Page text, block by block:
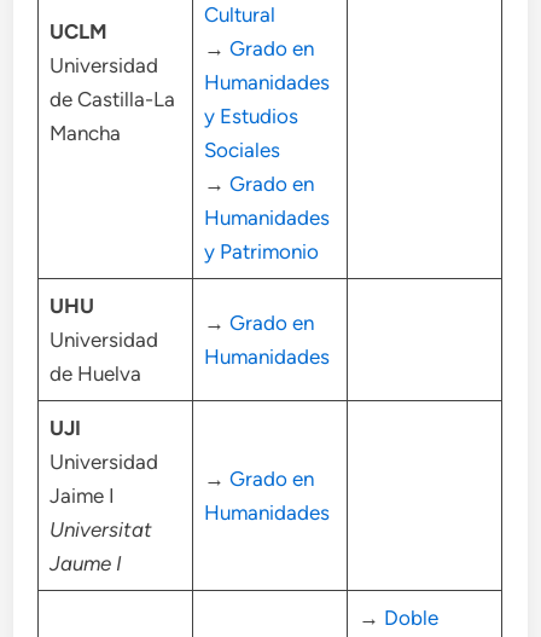
UCLM
Universidad
de Castilla-La
Mancha
Cultural
→ Grado en
Humanidades
y Estudios
Sociales
→ Grado en
Humanidades
y Patrimonio
UHU
Universidad
de Huelva
→ Grado en
Humanidades
UJI
Universidad
Jaime I
Universitat
Jaume I
→ Grado en
Humanidades
→ Doble